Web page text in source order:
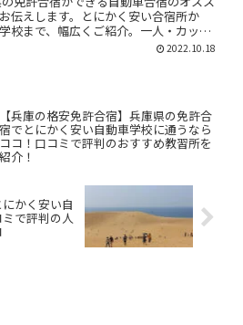
伝えします。とにかく安い合宿所か
校まで、幅広くご紹介。一人・カップ
ンに分けてお伝えしています。ぜひ参
2022.10.18
【兵庫の格安免許合宿】兵庫県の免許合
宿でとにかく安い自動車学校に通うなら
ココ！口コミで評判のおすすめ教習所を
紹介！
かく安い自
で評判の人